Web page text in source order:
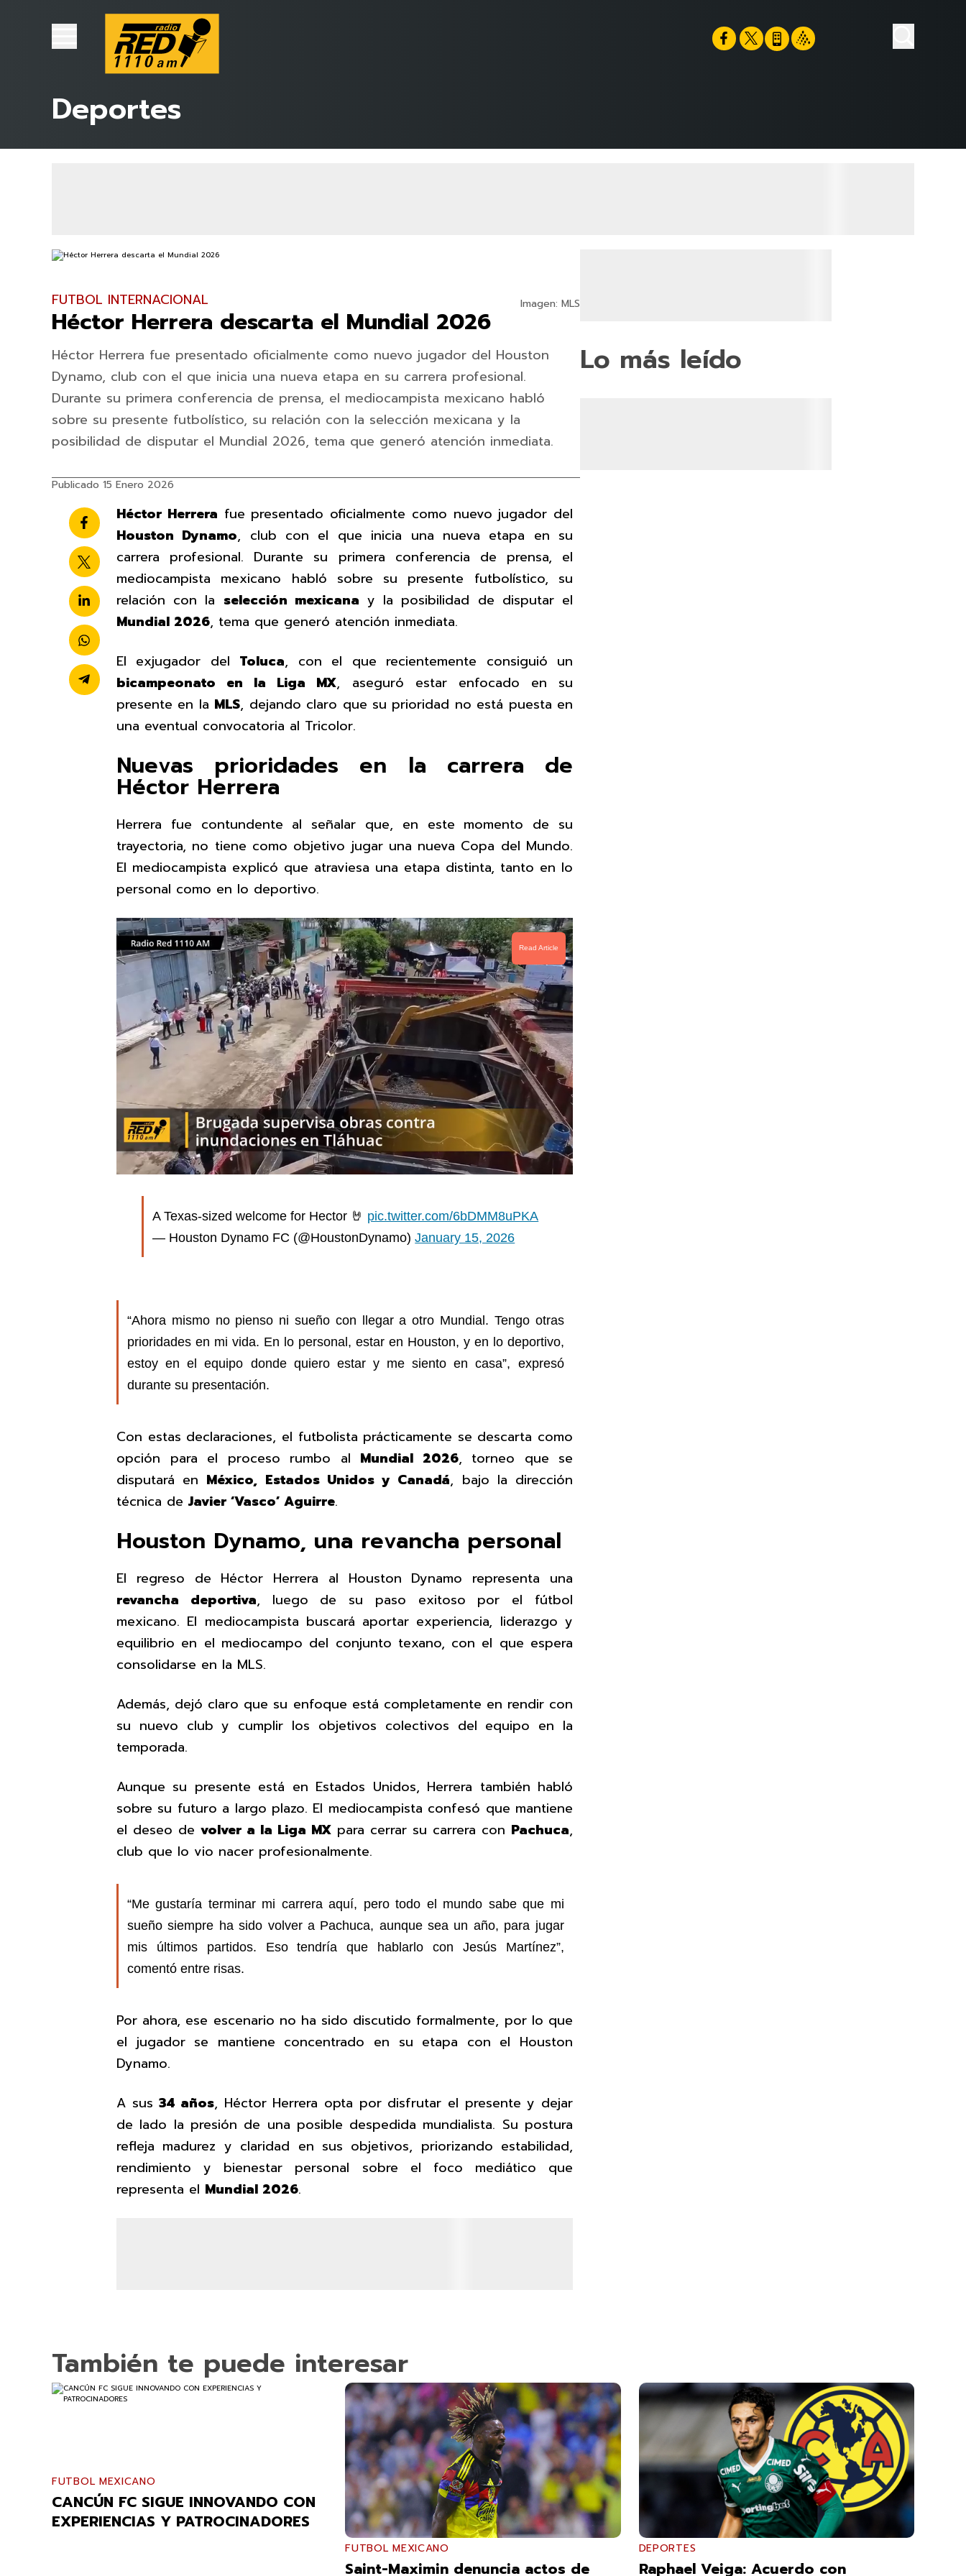
Deportes
Imagen: MLS
FUTBOL INTERNACIONAL
Héctor Herrera descarta el Mundial 2026
Héctor Herrera fue presentado oficialmente como nuevo jugador del Houston
Dynamo, club con el que inicia una nueva etapa en su carrera profesional.
Durante su primera conferencia de prensa, el mediocampista mexicano habló
sobre su presente futbolístico, su relación con la selección mexicana y la
posibilidad de disputar el Mundial 2026, tema que generó atención inmediata.
Publicado 15 Enero 2026
Héctor Herrera fue presentado oficialmente como nuevo jugador del
Houston Dynamo, club con el que inicia una nueva etapa en su
carrera profesional. Durante su primera conferencia de prensa, el
mediocampista mexicano habló sobre su presente futbolístico, su
relación con la selección mexicana y la posibilidad de disputar el
Mundial 2026, tema que generó atención inmediata.
El exjugador del Toluca, con el que recientemente consiguió un
bicampeonato en la Liga MX, aseguró estar enfocado en su
presente en la MLS, dejando claro que su prioridad no está puesta en
una eventual convocatoria al Tricolor.
Nuevas prioridades en la carrera de
Héctor Herrera
Herrera fue contundente al señalar que, en este momento de su
trayectoria, no tiene como objetivo jugar una nueva Copa del Mundo.
El mediocampista explicó que atraviesa una etapa distinta, tanto en lo
personal como en lo deportivo.
Read Article
A Texas-sized welcome for Hector 🤘 pic.twitter.com/6bDMM8uPKA
— Houston Dynamo FC (@HoustonDynamo)January 15, 2026
“Ahora mismo no pienso ni sueño con llegar a otro Mundial. Tengo otras
prioridades en mi vida. En lo personal, estar en Houston, y en lo deportivo,
estoy en el equipo donde quiero estar y me siento en casa”, expresó
durante su presentación.
Con estas declaraciones, el futbolista prácticamente se descarta como
opción para el proceso rumbo al Mundial 2026, torneo que se
disputará en México, Estados Unidos y Canadá, bajo la dirección
técnica de Javier ‘Vasco’ Aguirre.
Houston Dynamo, una revancha personal
El regreso de Héctor Herrera al Houston Dynamo representa una
revancha deportiva, luego de su paso exitoso por el fútbol
mexicano. El mediocampista buscará aportar experiencia, liderazgo y
equilibrio en el mediocampo del conjunto texano, con el que espera
consolidarse en la MLS.
Además, dejó claro que su enfoque está completamente en rendir con
su nuevo club y cumplir los objetivos colectivos del equipo en la
temporada.
Aunque su presente está en Estados Unidos, Herrera también habló
sobre su futuro a largo plazo. El mediocampista confesó que mantiene
el deseo de volver a la Liga MX para cerrar su carrera con Pachuca,
club que lo vio nacer profesionalmente.
“Me gustaría terminar mi carrera aquí, pero todo el mundo sabe que mi
sueño siempre ha sido volver a Pachuca, aunque sea un año, para jugar
mis últimos partidos. Eso tendría que hablarlo con Jesús Martínez”,
comentó entre risas.
Por ahora, ese escenario no ha sido discutido formalmente, por lo que
el jugador se mantiene concentrado en su etapa con el Houston
Dynamo.
A sus34 años, Héctor Herrera opta por disfrutar el presente y dejar
de lado la presión de una posible despedida mundialista. Su postura
refleja madurez y claridad en sus objetivos, priorizando estabilidad,
rendimiento y bienestar personal sobre el foco mediático que
representa el Mundial 2026.
Lo más leído
También te puede interesar
FUTBOL MEXICANO
CANCÚN FC SIGUE INNOVANDO CON
EXPERIENCIAS Y PATROCINADORES
FUTBOL MEXICANO
Saint-Maximin denuncia actos de
DEPORTES
Raphael Veiga: Acuerdo con